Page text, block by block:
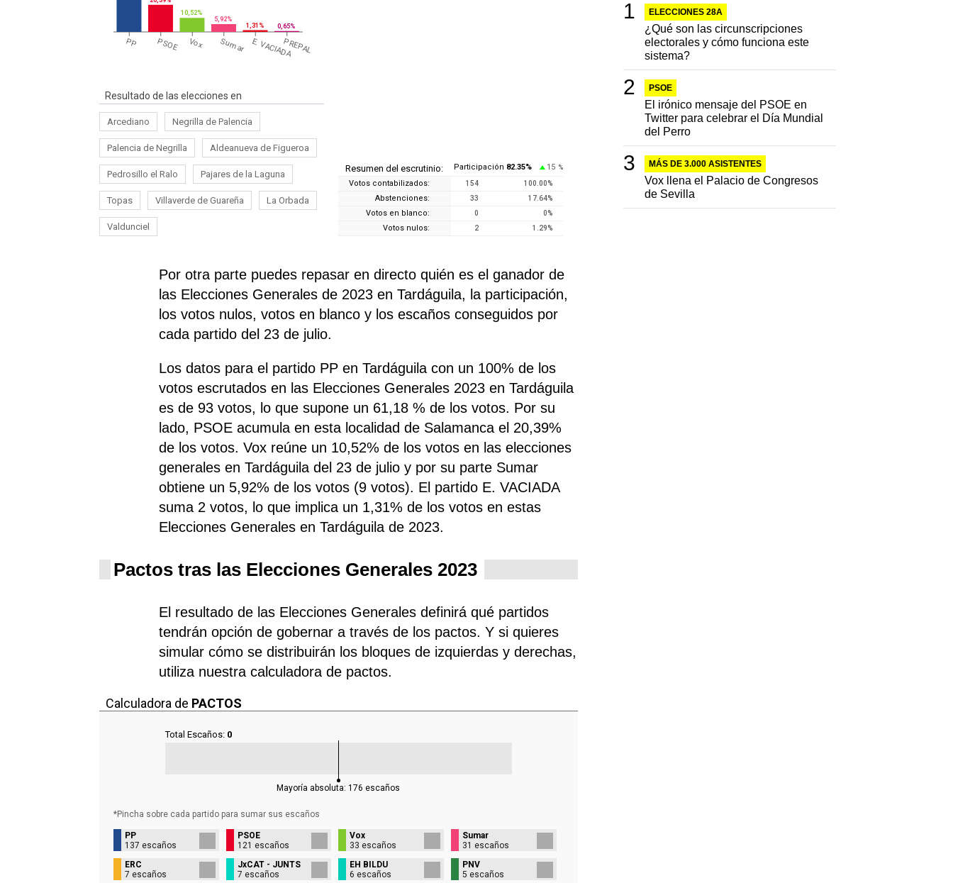
PP PSOE Vox Sumar E. VACIADAPREPAL
10,52%
5,92%
1,31%
0,65%
Resultado de las elecciones en
Arcediano Negrilla de Palencia
Palencia de Negrilla Aldeanueva de Figueroa
Pedrosillo el Ralo Pajares de la Laguna
Topas Villaverde de Guareña La Orbada
Valdunciel
Resumen del escrutinio: Participación 82.35% 15 %
Votos contabilizados: 154 100.00%
Abstenciones: 33 17.64%
Votos en blanco: 0 0%
Votos nulos: 2 1.29%
Por otra parte puedes repasar en directo quién es el ganador de
las Elecciones Generales de 2023 en Tardáguila, la participación,
los votos nulos, votos en blanco y los escaños conseguidos por
cada partido del 23 de julio.
Los datos para el partido PP en Tardáguila con un 100% de los
votos escrutados en las Elecciones Generales 2023 en Tardáguila
es de 93 votos, lo que supone un 61,18 % de los votos. Por su
lado, PSOEacumula en esta localidad de Salamanca el 20,39%
de los votos. Vox reúne un 10,52% de los votos en las elecciones
generales en Tardáguila del 23 de julio y por su parte Sumar
obtiene un 5,92% de los votos (9 votos). El partido E. VACIADA
suma 2 votos, lo que implica un 1,31% de los votos en estas
Elecciones Generales en Tardáguila de 2023.
Pactos tras las Elecciones Generales 2023
El resultado de las Elecciones Generales definirá qué partidos
tendrán opción de gobernar a través de los pactos. Y si quieres
simular cómo se distribuirán los bloques de izquierdas y derechas,
utiliza nuestra calculadora de pactos.
Calculadora de PACTOS
Total Escaños: 0
Mayoría absoluta:176 escaños
*Pincha sobre cada partido para sumar sus escaños
PP
137 escaños
PSOE
121 escaños
Vox
33 escaños
Sumar
31 escaños
ERC
7 escaños
JxCAT - JUNTS
7 escaños
EH BILDU
6 escaños
PNV
5 escaños
ELECCIONES 28A
¿Qué son las circunscripciones
electorales y cómo funciona este
sistema?
PSOE
El irónico mensaje del PSOE en
Twitter para celebrar el Día Mundial
del Perro
MÁS DE 3.000 ASISTENTES
Vox llena el Palacio de Congresos
de Sevilla